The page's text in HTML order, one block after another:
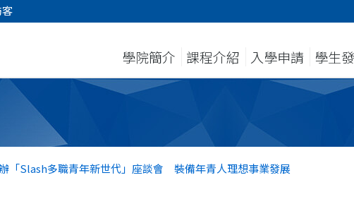
學院簡介 課程介紹 入學申請 學生
「Slash多職青年新世代」座談會 裝備年青人理想事業發展